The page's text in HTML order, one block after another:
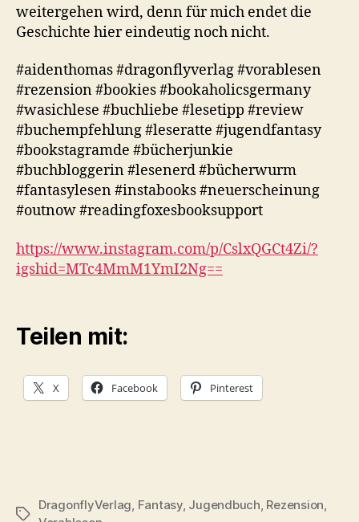
weitergehen wird, denn für mich endet die
Geschichte hier eindeutig noch nicht.
#aidenthomas #dragonflyverlag #vorablesen
#rezension #bookies #bookaholicsgermany
#wasichlese #buchliebe #lesetipp #review
#buchempfehlung #leseratte #jugendfantasy
#bookstagramde #bücherjunkie
#buchbloggerin #lesenerd #bücherwurm
#fantasylesen #instabooks #neuerscheinung
#outnow #readingfoxesbooksupport
https://www.instagram.com/p/CslxQGCt4Zi/?
igshid=MTc4MmM1YmI2Ng==
Teilen mit:
X Facebook Pinterest
Schlagwörter
DragonflyVerlag Fantasy, Jugendbuch Rezension